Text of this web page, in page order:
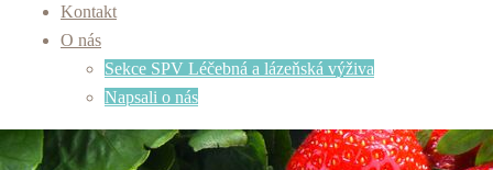
Kontakt
O nás
Sekce SPV Léčebná a lázeňská výživa
Napsali o nás